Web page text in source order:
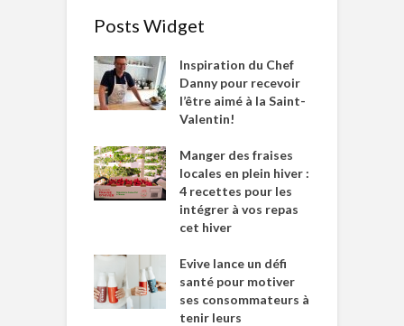
Posts Widget
Inspiration du Chef
Danny pour recevoir
l’être aimé à la Saint-
Valentin!
Manger des fraises
locales en plein hiver :
4 recettes pour les
intégrer à vos repas
cet hiver
Evive lance un défi
santé pour motiver
ses consommateurs à
tenir leurs